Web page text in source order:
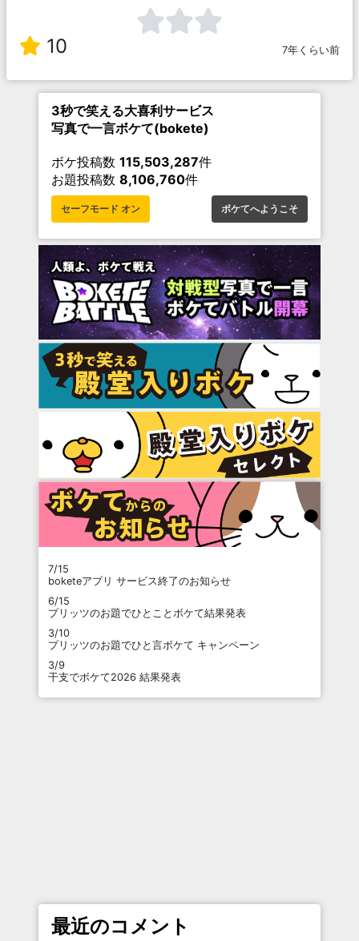
10 7年くらい前
3秒で笑える大喜利サービス
写真で一言ボケて(bokete)
ボケ投稿数 115,503,287件
お題投稿数 8,106,760件
セーフモード オン ボケてへようこそ
7/15
boketeアプリ サービス終了のお知らせ
6/15
プリッツのお題でひとことボケて結果発表
3/10
プリッツのお題でひと言ボケて キャンペーン
3/9
干支でボケて2026 結果発表
最近のコメント